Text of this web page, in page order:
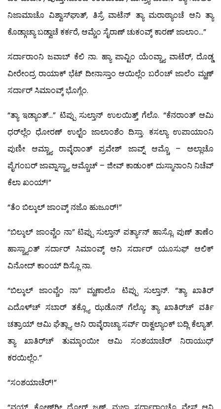
ನಿಜಾಮಾಚೊ ವಿಶ್ವಾಸ್‍ಘಾತ್, ತಿಸ್ರೆ ವಾಟೆನ್ ತ್ಯಾ ಮರಾಠ್ಯಾಂಚೆ ಆನಿ ತ್ಯಾ
ಕೊಡ್ಗಾಚ್ಯಾ ಬಡ್ವಾಚೆ ಕರ್ಕರೆ, ಆಮ್ಚೆಂ ಸೈರಾಣ್ ಚುಕಂವ್ಕ್ ಕಾರಣ್ ಜಾಲಾಂ…”
ಸರ್ದಾರಾಂನಿ ಜವಾಬ್ ಕೆಲಿ ನಾ. ಹ್ಯಾ ಪಾವ್ಟಿಂ ಯೆಂವ್ಚ್ಯಾ ವಾಟೆರ್, ದೊಡ್ಡ
ವೀರೇಂದ್ರ ರಾಯಾಕ್ ಭೆಟ್ ದೀನಾಸ್ತಾಂ ಆಯಿಲ್ಲೆಂ ಬರೆಂಚ್ ಜಾಲೆಂ ಮ್ಹಣ್
ಸರ್ದಾರ್ ಸಿಮಾಂವ್ಕ್ ಭೊಗ್ಲೆಂ.
“ತ್ಯಾ ಇಡ್ಯಾಂತ್…” ಟಿಪ್ಪು ಸುಲ್ತಾನ್ ಉಲಯಿತ್ತ್ ಗೆಲೊ. “ಕೆನರಾಂತ್ ಆಮಿ
ಧರ್‌ಲ್ಲೆಂ ಧೋರಣ್ ಉಲ್ಟೆಂ ಜಾಲಾಂಶೆಂ ದಿಸ್ತಾ. ಕಸಲ್ಯಾ ಉಪಾಯಾಂನಿ
ಪುಣೀ ಆಮ್ಚ್ಯಾ ರಾವ್ಳೆರಾಂತ್ ಪ್ರವೇಶ್ ಜಾವ್ನ್ ಆಮ್ಚೊ – ಅಲ್ಲಾಚೊ
ಪೈಗಂಬರ್ ಜಾವ್ನಾಸ್ಚ್ಯಾ ಆಮ್ಚೊಚ್ – ಜೀವ್ ಕಾಡುಂಕ್ ದುಸ್ಮಾನಾಂನಿ ನಿಚೆವ್
ಕೆಲಾ ಖಂಯ್!”
“ತೆಂ ಬಿಲ್ಕುಲ್ ಜಾಂವ್ಕ್ ನಜೊ ಹುಜೂರ್!”
“ಬಿಲ್ಕುಲ್ ಜಾಂವ್ಚೆಂ ನಾ” ಟಿಪ್ಪು ಸುಲ್ತಾನ್ ಪರ್ತ್ಯಾನ್ ಹಾಸ್ಲೊ. ಪುಣ್ ತಾಣೆಂ
ಹಾಸ್ಚ್ಯಾಂತ್ ಸರ್ದಾರ್ ಸಿಮಾಂವ್ಕ್ ಆನಿ ಸರ್ದಾರ್ ಯೂಸುಫ್ ಆಲಿಕ್
ವಿನೋದ್ ಕಾಂಯ್ ದಿಸ್ಲೊ ನಾ.
“ಬಿಲ್ಕುಲ್ ಜಾಂವ್ಚೆಂ ನಾ” ಮ್ಹಣಾಲೊ ಟಿಪ್ಪು ಸುಲ್ತಾನ್. “ತ್ಯಾ ಖಾತಿರ್
ಎದೊಳ್‍ಚ್ ಸಬಾರ್ ತಕ್ಲ್ಯೊ ಝಡೊನ್ ಗೆಲ್ಯೊ; ತ್ಯಾ ಖಾತಿರ್‌ಚ್ ವರ್ತಿ
ಚತ್ರಾಯ್ ಆಮಿ ಘೆತ್ಲ್ಯಾ ಆನಿ ರಾವ್ಳೆರಾಚ್ಯಾ ಸರ್ವ್ ರಾಕ್ವಲ್ಯಾಂಕ್ ಬದ್ಲಿ ಕೆಲ್ಯಾತ್.
ತ್ಯಾ ಖಾತಿರ್‌ಚ್ ತುಮ್ಕಾಂಯೀ ಆಮಿ ಸಂಶಯಾಚೆರ್ ನಿರಾಯುಧ್
ಕರಯಿಲ್ಲೆಂ.”
“ಸಂಶಯಾಚೆರ್!”